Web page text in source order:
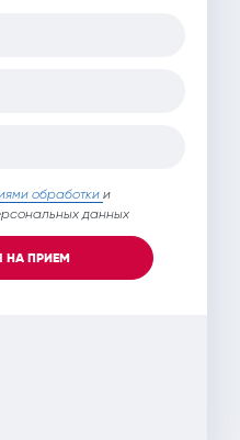
обработки и
данных
НА ПРИЕМ